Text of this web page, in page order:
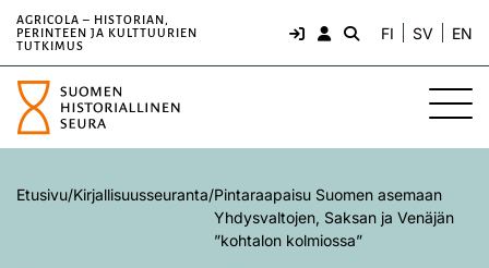
AGRICOLA – HISTORIAN,
PERINTEEN JA KULTTUURIEN
TUTKIMUS
FI SV EN
Etusivu/Kirjallisuusseuranta/Pintaraapaisu Suomen asemaan
Yhdysvaltojen, Saksan ja Venäjän
”kohtalon kolmiossa”